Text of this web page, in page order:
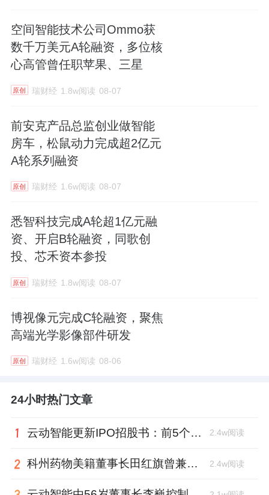
空间智能技术公司Ommo获
数千万美元A轮融资，多位核
心高管曾任职苹果、三星
原创 瑞财经 1.8w阅读 08-07
前安克产品总监创业做智能
房车，松鼠动力完成超2亿元
A轮系列融资
原创 瑞财经 1.6w阅读 08-07
悉智科技完成A轮超1亿元融
资、开启B轮融资，同歌创
投、芯禾资本参投
原创 瑞财经 1.8w阅读 08-07
博视像元完成C轮融资，聚焦
高端光学影像部件研发
原创 瑞财经 1.6w阅读 08-06
24小时热门文章
云动智能更新IPO招股书：前5个月扭亏为盈，董事长李巍去年降薪近两成 2.4w阅读
科州药物美籍董事长田红旗曾兼职放射所，被问询核心技术是否清晰 2.4w阅读